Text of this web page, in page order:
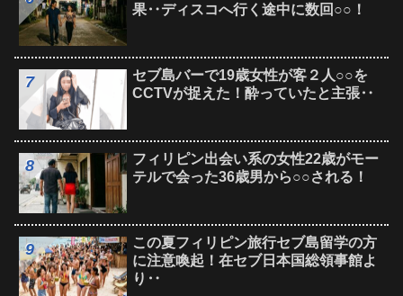
果‥ディスコへ行く途中に数回○○！
セブ島バーで19歳女性が客２人○○を
CCTVが捉えた！酔っていたと主張‥
フィリピン出会い系の女性22歳がモー
テルで会った36歳男から○○される！
この夏フィリピン旅行セブ島留学の方
に注意喚起！在セブ日本国総領事館よ
り‥